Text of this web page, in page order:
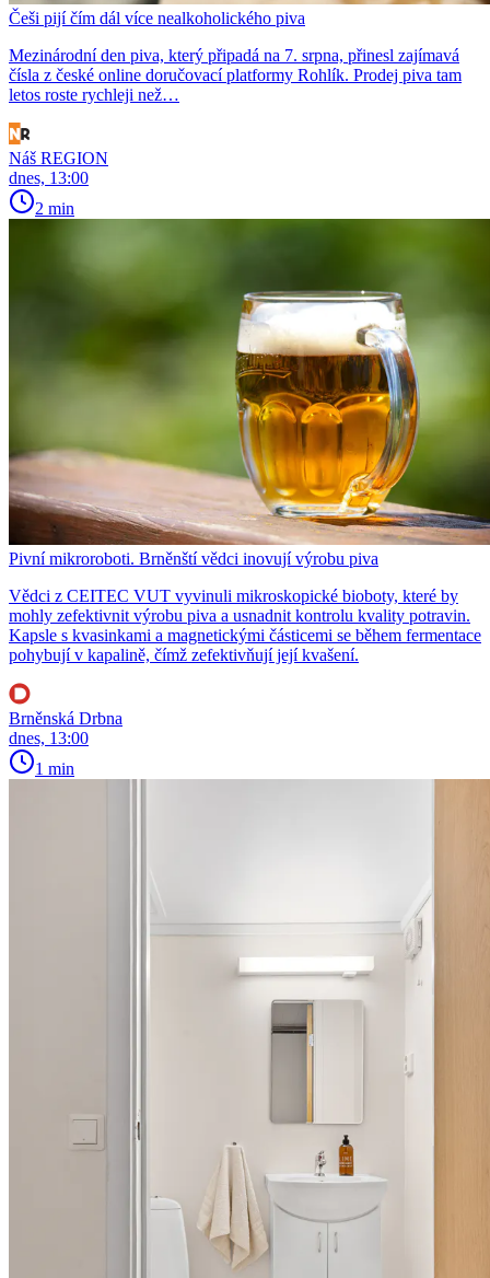
Češi pijí čím dál více nealkoholického piva
Mezinárodní den piva, který připadá na 7. srpna, přinesl zajímavá
čísla z české online doručovací platformy Rohlík. Prodej piva tam
letos roste rychleji než…
Náš REGION
dnes, 13:00
2 min
Pivní mikroroboti. Brněnští vědci inovují výrobu piva
Vědci z CEITEC VUT vyvinuli mikroskopické bioboty, které by
mohly zefektivnit výrobu piva a usnadnit kontrolu kvality potravin.
Kapsle s kvasinkami a magnetickými částicemi se během fermentace
pohybují v kapalině, čímž zefektivňují její kvašení.
Brněnská Drbna
dnes, 13:00
1 min